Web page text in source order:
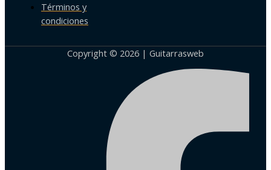
Términos y
condiciones
Copyright © 2026 | Guitarrasweb